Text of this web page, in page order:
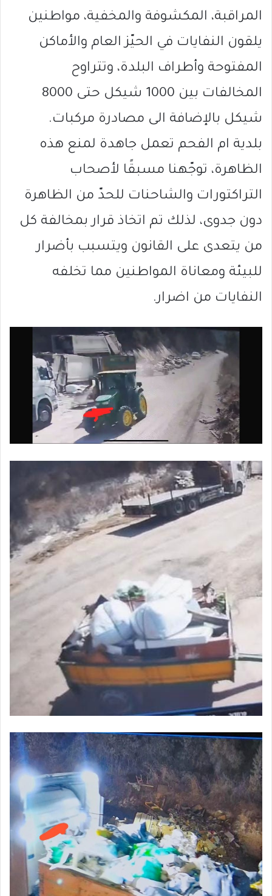
المراقبة، المكشوفة والمخفية، مواطنين
يلقون النفايات في الحيّز العام والأماكن
المفتوحة وأطراف البلدة، وتتراوح
المخالفات بين 1000 شيكل حتى 8000
شيكل بالإضافة الى مصادرة مركبات.
بلدية ام الفحم تعمل جاهدة لمنع هذه
الظاهرة، توجّهنا مسبقًا لأصحاب
التراكتورات والشاحنات للحدّ من الظاهرة
دون جدوى، لذلك تم اتخاذ قرار بمخالفة كل
من يتعدى على القانون ويتسبب بأضرار
للبيئة ومعاناة المواطنين مما تخلفه
النفايات من اضرار.